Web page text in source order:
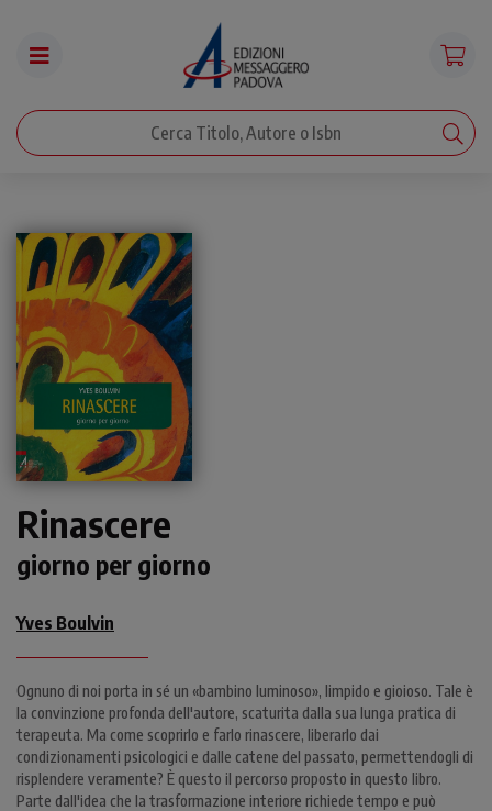
Rinascere
giorno per giorno
Yves Boulvin
Ognuno di noi porta in sé un «bambino luminoso», limpido e gioioso. Tale è
la convinzione profonda dell'autore, scaturita dalla sua lunga pratica di
terapeuta. Ma come scoprirlo e farlo rinascere, liberarlo dai
condizionamenti psicologici e dalle catene del passato, permettendogli di
risplendere veramente? È questo il percorso proposto in questo libro.
Parte dall'idea che la trasformazione interiore richiede tempo e può